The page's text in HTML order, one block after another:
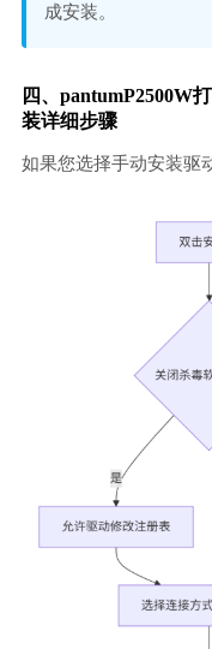
成安装。
四、pantumP2500W
装详细步骤
如果您选择手动安装驱